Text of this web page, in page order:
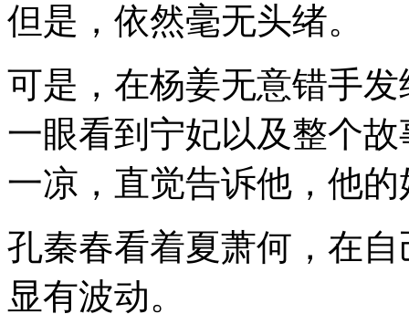
但是，依然毫无头绪。
可是，在杨姜无意错手
一眼看到宁妃以及整个
一凉，直觉告诉他，他
孔秦春看着夏萧何，在
显有波动。